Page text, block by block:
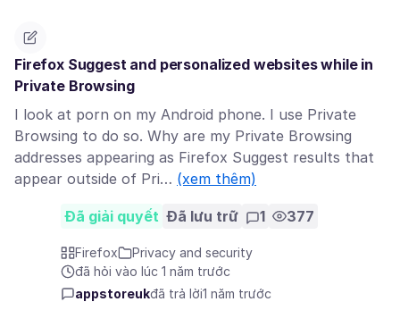
Firefox Suggest and personalized websites while in
Private Browsing
I look at porn on my Android phone. I use Private
Browsing to do so. Why are my Private Browsing
addresses appearing as Firefox Suggest results that
appear outside of Pri… (xem thêm)
Đã giải quyết Đã lưu trữ 1 377
Firefox
Privacy and security
đã hỏi vào lúc 1 năm trước
appstoreukđã trả lời1 năm trước